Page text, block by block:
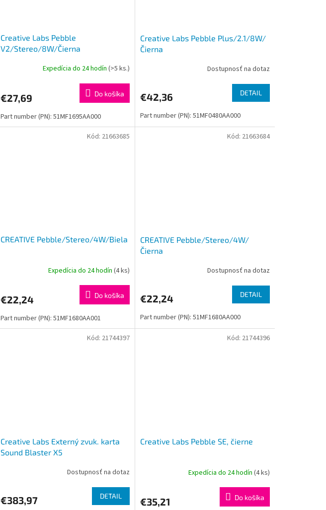
Creative Labs Pebble
V2/Stereo/8W/Čierna
Expedícia do 24 hodín (>5 ks.)
€27,69 Do košíka
Part number (PN): 51MF1695AA000
Creative Labs Pebble Plus/2.1/8W/
Čierna
Dostupnosť na dotaz
€42,36 DETAIL
Part number (PN): 51MF0480AA000
CREATIVE Pebble/Stereo/4W/Biela
Expedícia do 24 hodín (4 ks)
€22,24 Do košíka
Part number (PN): 51MF1680AA001
Kód: 21663685
CREATIVE Pebble/Stereo/4W/
Čierna
Dostupnosť na dotaz
€22,24 DETAIL
Part number (PN): 51MF1680AA000
Kód: 21663684
Creative Labs Externý zvuk. karta
Sound Blaster X5
Dostupnosť na dotaz
€383,97 DETAIL
Kód: 21744397
Creative Labs Pebble SE, čierne
Expedícia do 24 hodín (4 ks)
€35,21 Do košíka
Kód: 21744396